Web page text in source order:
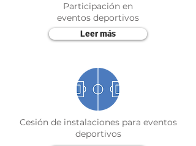
Participación en
eventos deportivos
Leer más
Cesión de instalaciones para eventos
deportivos